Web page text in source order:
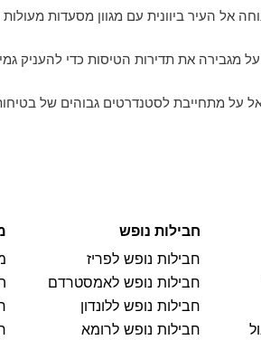
אל העיר ביוונית עם מגוון מסעדות מעולות
מגבירה את תדירות הטיסות כדי להעניק
על מתחייבת לסטנדרטים גבוהים של
חבילות נופש
חבילות נופש לפריז
חבילות נופש לאמסטרדם
חבילות נופש ללונדון
חבילות נופש לרומא